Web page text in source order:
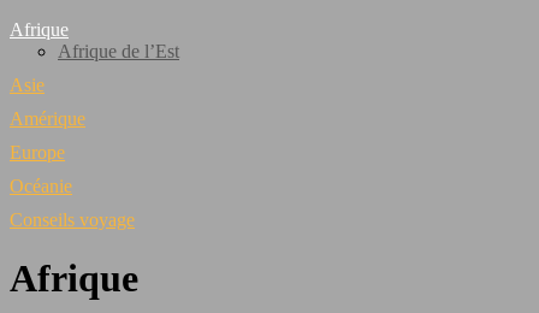
Afrique
Afrique de l’Est
Asie
Amérique
Europe
Océanie
Conseils voyage
Afrique